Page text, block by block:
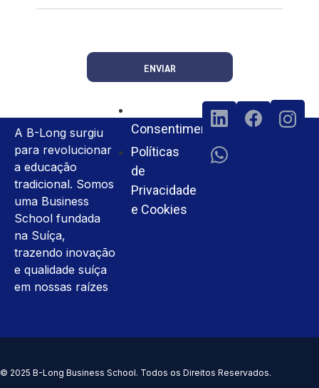
ENVIAR
A B-Long surgiu
para revolucionar
a educação
tradicional. Somos
uma Business
School fundada
na Suíça,
trazendo inovação
e qualidade suíça
em nossas raízes
Consentimento
Políticas
de
Privacidade
e Cookies
© 2025 B-Long Business School. Todos os Direitos Reservados.